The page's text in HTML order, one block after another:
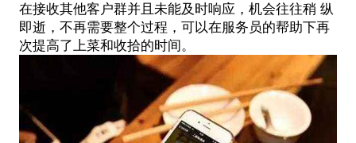
在接收其他客户群并且未能及时响应，机会往往稍 纵
即逝，不再需要整个过程，可以在服务员的帮助下再
次提高了上菜和收拾的时间。